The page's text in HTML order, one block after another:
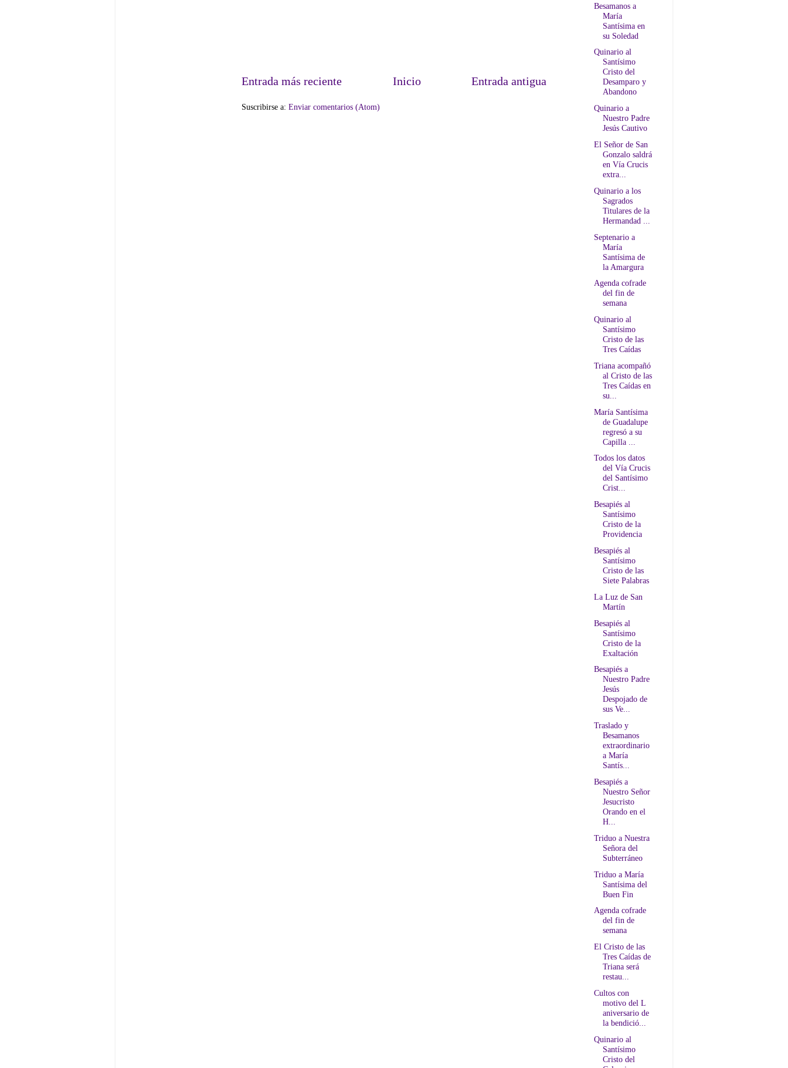
Entrada más reciente Entrada antigua
Inicio
Suscribirse a: Enviar comentarios (Atom)
Besamanos a
María
Santísima en
su Soledad
Quinario al
Santísimo
Cristo del
Desamparo y
Abandono
Quinario a
Nuestro Padre
Jesús Cautivo
El Señor de San
Gonzalo saldrá
en Vía Crucis
extra...
Quinario a los
Sagrados
Titulares de la
Hermandad ...
Septenario a
María
Santísima de
la Amargura
Agenda cofrade
del fin de
semana
Quinario al
Santísimo
Cristo de las
Tres Caídas
Triana acompañó
al Cristo de las
Tres Caídas en
su...
María Santísima
de Guadalupe
regresó a su
Capilla ...
Todos los datos
del Vía Crucis
del Santísimo
Crist...
Besapiés al
Santísimo
Cristo de la
Providencia
Besapiés al
Santísimo
Cristo de las
Siete Palabras
La Luz de San
Martín
Besapiés al
Santísimo
Cristo de la
Exaltación
Besapiés a
Nuestro Padre
Jesús
Despojado de
sus Ve...
Traslado y
Besamanos
extraordinario
a María
Santís...
Besapiés a
Nuestro Señor
Jesucristo
Orando en el
H...
Triduo a Nuestra
Señora del
Subterráneo
Triduo a María
Santísima del
Buen Fin
Agenda cofrade
del fin de
semana
El Cristo de las
Tres Caídas de
Triana será
restau...
Cultos con
motivo del L
aniversario de
la bendició...
Quinario al
Santísimo
Cristo del